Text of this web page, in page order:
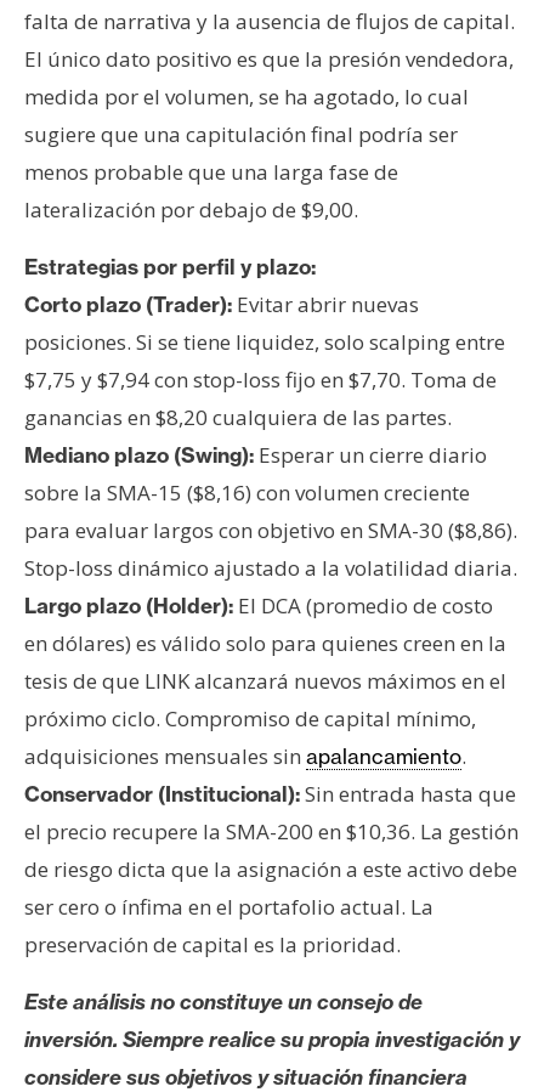
falta de narrativa y la ausencia de flujos de capital.
El único dato positivo es que la presión vendedora,
medida por el volumen, se ha agotado, lo cual
sugiere que una capitulación final podría ser
menos probable que una larga fase de
lateralización por debajo de $9,00.
Estrategias por perfil y plazo:
Corto plazo (Trader): Evitar abrir nuevas
posiciones. Si se tiene liquidez, solo scalping entre
$7,75 y $7,94 con stop-loss fijo en $7,70. Toma de
ganancias en $8,20 cualquiera de las partes.
Mediano plazo (Swing): Esperar un cierre diario
sobre la SMA-15 ($8,16) con volumen creciente
para evaluar largos con objetivo en SMA-30 ($8,86).
Stop-loss dinámico ajustado a la volatilidad diaria.
Largo plazo (Holder): El DCA (promedio de costo
en dólares) es válido solo para quienes creen en la
tesis de que LINK alcanzará nuevos máximos en el
próximo ciclo. Compromiso de capital mínimo,
adquisiciones mensuales sin apalancamiento.
Conservador (Institucional):Sin entrada hasta que
el precio recupere la SMA-200 en $10,36. La gestión
de riesgo dicta que la asignación a este activo debe
ser cero o ínfima en el portafolio actual. La
preservación de capital es la prioridad.
Este análisis no constituye un consejo de
inversión. Siempre realice su propia investigación y
considere sus objetivos y situación financiera